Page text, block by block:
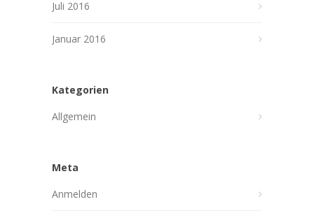
Juli 2016
Januar 2016
Kategorien
Allgemein
Meta
Anmelden